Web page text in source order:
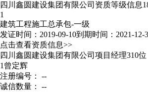
四川鑫圆建设集团有限公司资质等级信息
1
建筑工程施工总承包-一级
发证时间：2019-09-10到期时间：2021-12-
点击查看资质信息>>
四川鑫圆建设集团有限公司项目经理310位
1 曾定辉
注册编号： --
诚信数量： --